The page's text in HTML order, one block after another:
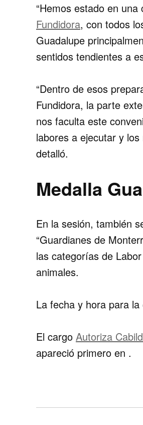
“Hemos estado en
Fundidora, con todos
Guadalupe
sentidos tendientes a
“Dentro de esos
Fundidora, la parte
nos faculta este
labores a ejecutar y
detalló.
Medalla
En la sesión, también
“Guardianes de
las categorías de
animales.
La fecha y hora para
El cargo Autoriza
apareció primero en .